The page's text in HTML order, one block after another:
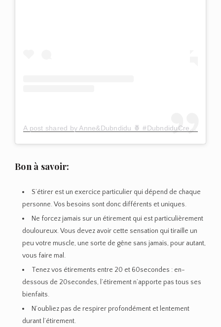
A post shared by Anne&Dubndidu 🍍 #DubndiduCrew (@annedubndidu)
Bon à savoir:
S’étirer est un exercice particulier qui dépend de chaque
personne. Vos besoins sont donc différents et uniques.
Ne forcez jamais sur un étirement qui est particulièrement
douloureux. Vous devez avoir cette sensation qui tiraille un
peu votre muscle, une sorte de gêne sans jamais, pour autant,
vous faire mal.
Tenez vos étirements entre 20 et 60secondes : en-
dessous de 20secondes, l’étirement n’apporte pas tous ses
bienfaits.
N’oubliez pas de respirer profondément et lentement
durant l’étirement.